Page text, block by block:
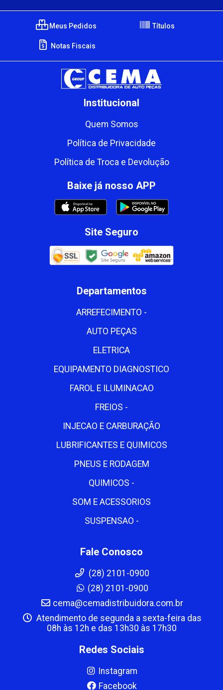
Meus Pedidos Títulos
Notas Fiscais
Institucional
Quem Somos
Política de Privacidade
Política de Troca e Devolução
Baixe já nosso APP
Site Seguro
Departamentos
ARREFECIMENTO -
AUTO PEÇAS
ELETRICA
EQUIPAMENTO DIAGNOSTICO
FAROL E ILUMINACAO
FREIOS -
INJECAO E CARBURAÇÃO
LUBRIFICANTES E QUIMICOS
PNEUS E RODAGEM
QUIMICOS -
SOM E ACESSORIOS
SUSPENSAO -
Fale Conosco
(28) 2101-0900
(28) 2101-0900
cema@cemadistribuidora.com.br
Atendimento de segunda a sexta-feira das
08h às 12h e das 13h30 às 17h30
Redes Sociais
Instagram
Facebook